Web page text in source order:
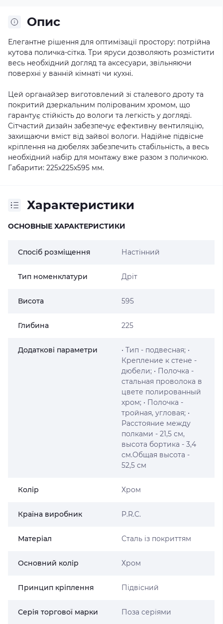
Опис
Елегантне рішення для оптимізації простору: потрійна
кутова поличка-сітка. Три яруси дозволяють розмістити
весь необхідний догляд та аксесуари, звільняючи
поверхні у ванній кімнаті чи кухні.
Цей органайзер виготовлений зі сталевого дроту та
покритий дзеркальним полірованим хромом, що
гарантує стійкість до вологи та легкість у догляді.
Сітчастий дизайн забезпечує ефективну вентиляцію,
захищаючи вміст від зайвої вологи. Надійне підвісне
кріплення на дюбелях забезпечить стабільність, а весь
необхідний набір для монтажу вже разом з поличкою.
Габарити: 225х225х595 мм.
Характеристики
ОСНОВНЫЕ ХАРАКТЕРИСТИКИ
Спосіб розміщення Настінний
Тип номенклатури Дріт
Висота 595
Глибина 225
Додаткові параметри
• Тип - подвесная; •
Крепление к стене -
дюбели; • Полочка -
стальная проволока в
цвете полированный
хром; • Полочка -
тройная, угловая; •
Расстояние между
полками - 21,5 см,
высота бортика - 3,4
см.Общая высота -
52,5 см
Колір Хром
Країна виробник P.R.C.
Матеріал Сталь із покриттям
Основний колір Хром
Принцип кріплення Підвісний
Серія торгової марки Поза серіями